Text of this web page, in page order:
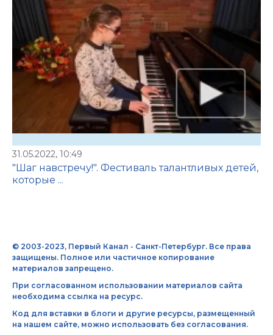
31.05.2022, 10:49
"Шаг навстречу!". Фестиваль талантливых детей,
которые ...
© 2003-2023, Первый Канал - Санкт-Петербург. Все права
защищены. Полное или частичное копирование
материалов запрещено.
При согласованном использовании материалов сайта
необходима ссылка на ресурс.
Код для вставки в блоги и другие ресурсы, размещенный
на нашем сайте, можно использовать без согласования.